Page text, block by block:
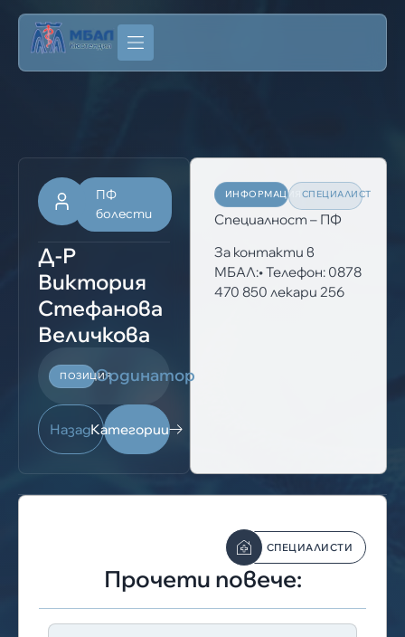
Прочети повече:
СПЕЦИАЛИСТИ
ИНФОРМАЦИЯ СПЕЦИАЛИСТ
Специалност – ПФ
За контакти в
МБАЛ:• Телефон: 0878
470 850 лекари 256
ПФ
болести
Д-Р
Виктория
Стефанова
Величкова
ПОЗИЦИЯОрдинатор
НазадКатегории